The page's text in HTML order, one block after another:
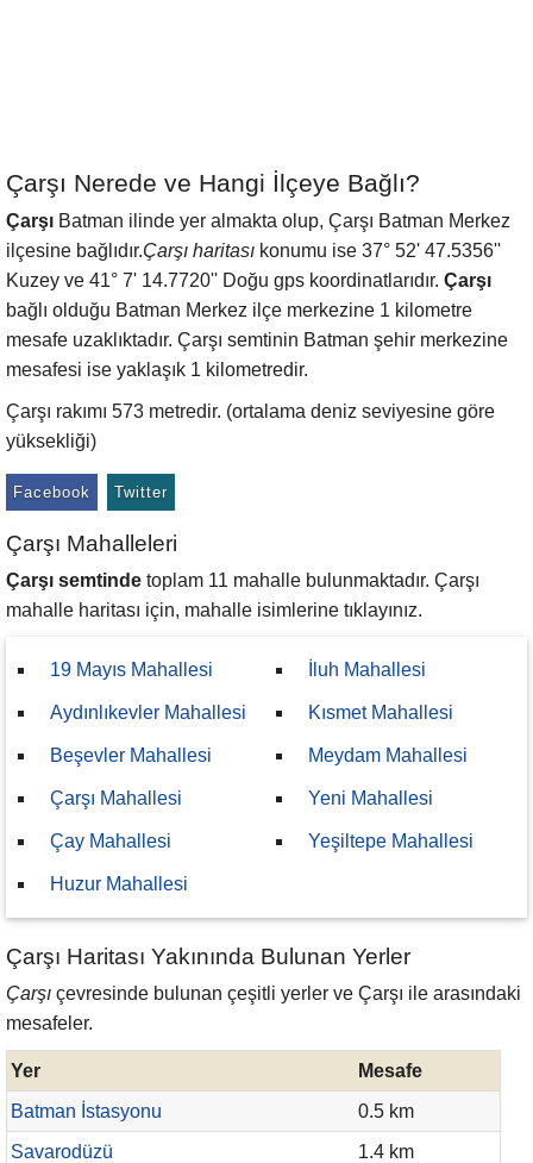
Çarşı Nerede ve Hangi İlçeye Bağlı?
Çarşı Batman ilinde yer almakta olup, Çarşı Batman Merkez
ilçesine bağlıdır.Çarşı haritası konumu ise 37° 52' 47.5356''
Kuzey ve 41° 7' 14.7720'' Doğu gps koordinatlarıdır. Çarşı
bağlı olduğu Batman Merkez ilçe merkezine 1 kilometre
mesafe uzaklıktadır. Çarşı semtinin Batman şehir merkezine
mesafesi ise yaklaşık 1 kilometredir.
Çarşı rakımı 573 metredir. (ortalama deniz seviyesine göre
yüksekliği)
Facebook Twitter
Çarşı Mahalleleri
Çarşı semtinde toplam 11 mahalle bulunmaktadır. Çarşı
mahalle haritası için, mahalle isimlerine tıklayınız.
19 Mayıs Mahallesi
Aydınlıkevler Mahallesi
Beşevler Mahallesi
Çarşı Mahallesi
Çay Mahallesi
Huzur Mahallesi
İluh Mahallesi
Kısmet Mahallesi
Meydam Mahallesi
Yeni Mahallesi
Yeşiltepe Mahallesi
Çarşı Haritası Yakınında Bulunan Yerler
Çarşı çevresinde bulunan çeşitli yerler ve Çarşı ile arasındaki
mesafeler.
Yer
Mesafe
Batman İstasyonu
0.5 km
Savarodüzü
1.4 km